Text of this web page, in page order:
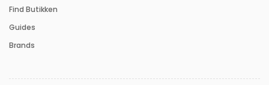
Find Butikken
Guides
Brands